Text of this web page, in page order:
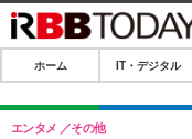
ホーム
IT・デジタル
ホーム IT・デジタル
エンタメ その他